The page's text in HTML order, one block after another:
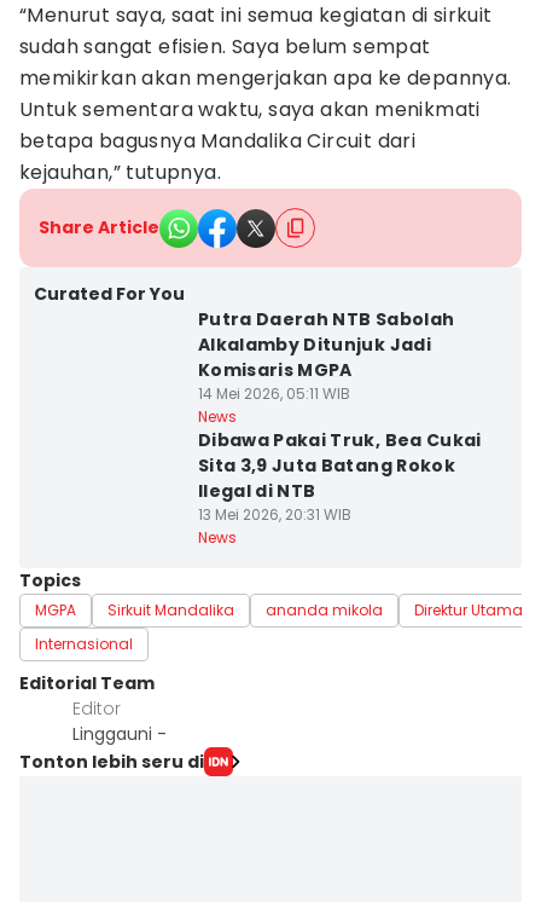
“Menurut saya, saat ini semua kegiatan di sirkuit
sudah sangat efisien. Saya belum sempat
memikirkan akan mengerjakan apa ke depannya.
Untuk sementara waktu, saya akan menikmati
betapa bagusnya Mandalika Circuit dari
kejauhan,” tutupnya.
Share Article
Curated For You
Putra Daerah NTB Sabolah
Alkalamby Ditunjuk Jadi
Komisaris MGPA
14 Mei 2026, 05:11 WIB
News
Dibawa Pakai Truk, Bea Cukai
Sita 3,9 Juta Batang Rokok
Ilegal di NTB
13 Mei 2026, 20:31 WIB
News
Topics
MGPA Sirkuit Mandalika ananda mikola
Direktur Utama
Internasional
Editorial Team
Editor
Linggauni -
Tonton lebih seru di